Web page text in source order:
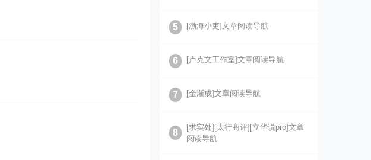
5 [渤海小吏]文章阅读导航
6 [卢克文工作室]文章阅读导航
7 [金渐成]文章阅读导航
8
[求实处][太行商评][立华说pro]文章
阅读导航